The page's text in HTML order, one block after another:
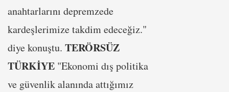
anahtarlarını depremzede
kardeşlerimize takdim edeceğiz."
diye konuştu. TERÖRSÜZ
TÜRKİYE "Ekonomi dış politika
ve güvenlik alanında attığımız